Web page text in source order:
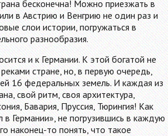
бесконечна! Можно приезжать в
в Австрию и Венгрию не один раз и
слои истории, погружаться в
разнообразия.
и к Германии. К этой богатой не
стране, но, в первую очередь,
16 федеральных земель. И каждая из
свой ритм, своя архитектура,
Бавария, Пруссия, Тюрингия! Как
Германии», не погрузившись в каждую
наконец-то понять, что такое